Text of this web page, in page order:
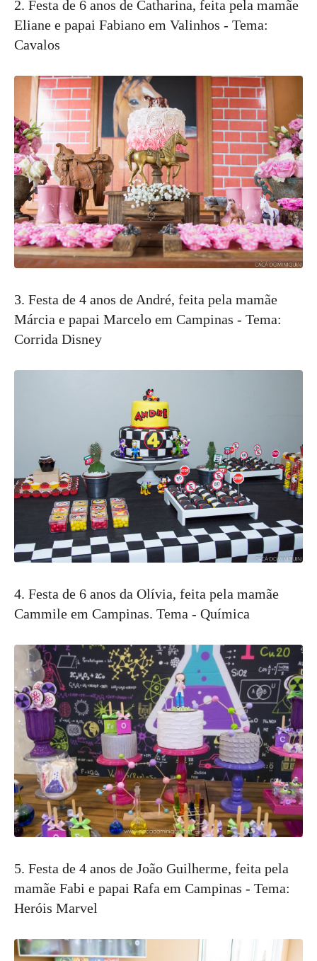
2. Festa de 6 anos de Catharina, feita pela mamãe
Eliane e papai Fabiano em Valinhos - Tema:
Cavalos
3. Festa de 4 anos de André, feita pela mamãe
Márcia e papai Marcelo em Campinas - Tema:
Corrida Disney
4. Festa de 6 anos da Olívia, feita pela mamãe
Cammile em Campinas. Tema - Química
5. Festa de 4 anos de João Guilherme, feita pela
mamãe Fabi e papai Rafa em Campinas - Tema:
Heróis Marvel